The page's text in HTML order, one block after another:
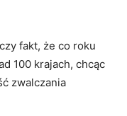
fakt, że co roku
100 krajach, chcąc
zwalczania